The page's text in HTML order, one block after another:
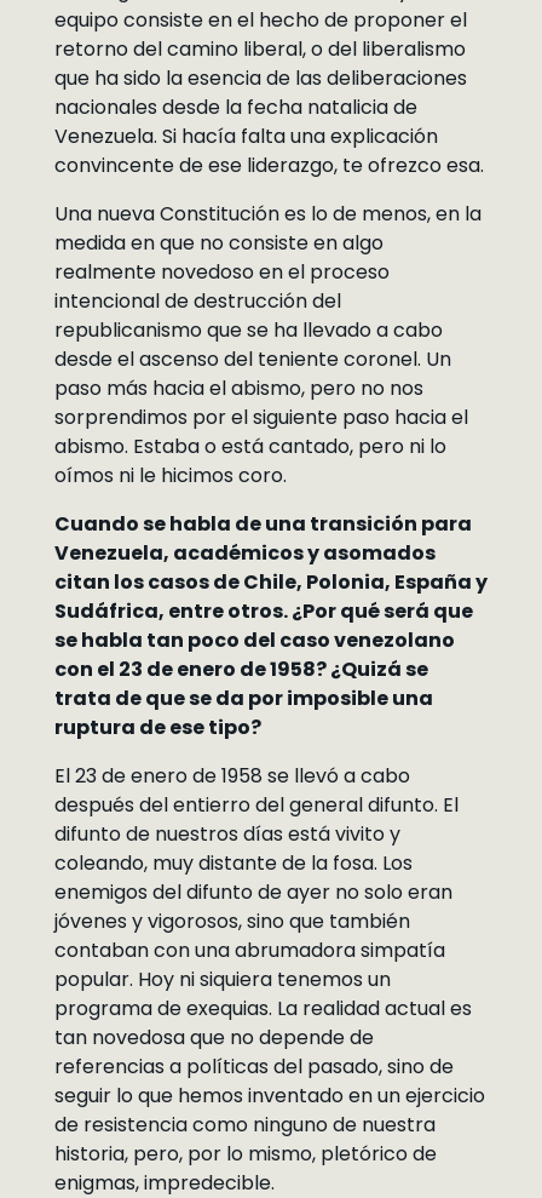
equipo consiste en el hecho de proponer el
retorno del camino liberal, o del liberalismo
que ha sido la esencia de las deliberaciones
nacionales desde la fecha natalicia de
Venezuela. Si hacía falta una explicación
convincente de ese liderazgo, te ofrezco esa.
Una nueva Constitución es lo de menos, en la
medida en que no consiste en algo
realmente novedoso en el proceso
intencional de destrucción del
republicanismo que se ha llevado a cabo
desde el ascenso del teniente coronel. Un
paso más hacia el abismo, pero no nos
sorprendimos por el siguiente paso hacia el
abismo. Estaba o está cantado, pero ni lo
oímos ni le hicimos coro.
Cuando se habla de una transición para
Venezuela, académicos y asomados
citan los casos de Chile, Polonia, España y
Sudáfrica, entre otros. ¿Por qué será que
se habla tan poco del caso venezolano
con el 23 de enero de 1958? ¿Quizá se
trata de que se da por imposible una
ruptura de ese tipo?
El 23 de enero de 1958 se llevó a cabo
después del entierro del general difunto. El
difunto de nuestros días está vivito y
coleando, muy distante de la fosa. Los
enemigos del difunto de ayer no solo eran
jóvenes y vigorosos, sino que también
contaban con una abrumadora simpatía
popular. Hoy ni siquiera tenemos un
programa de exequias. La realidad actual es
tan novedosa que no depende de
referencias a políticas del pasado, sino de
seguir lo que hemos inventado en un ejercicio
de resistencia como ninguno de nuestra
historia, pero, por lo mismo, pletórico de
enigmas, impredecible.